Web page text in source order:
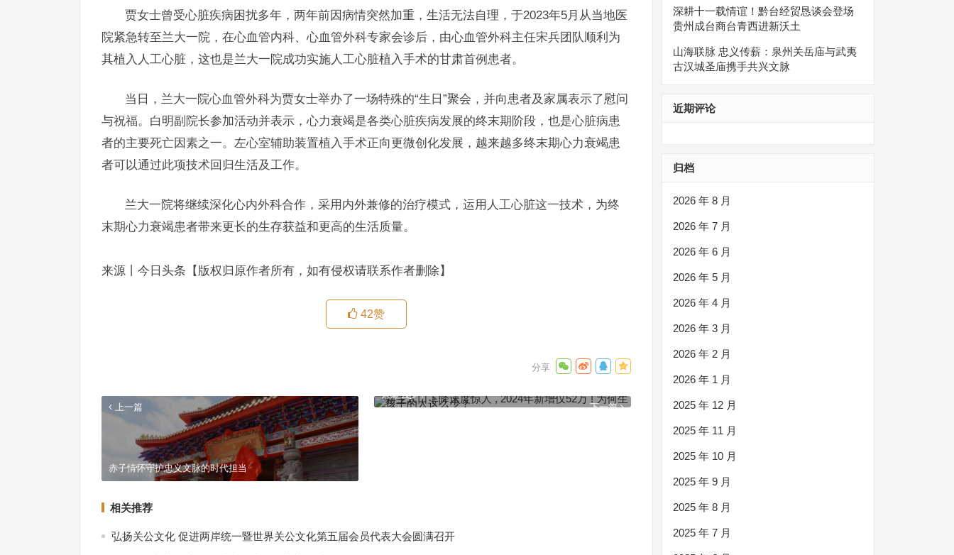
贾女士曾受心脏疾病困扰多年，两年前因病情突然加重，生活无法自理，于2023年5月从当地医
院紧急转至兰大一院，在心血管内科、心血管外科专家会诊后，由心血管外科主任宋兵团队顺利为
其植入人工心脏，这也是兰大一院成功实施人工心脏植入手术的甘肃首例患者。
当日，兰大一院心血管外科为贾女士举办了一场特殊的“生日”聚会，并向患者及家属表示了慰问
与祝福。白明副院长参加活动并表示，心力衰竭是各类心脏疾病发展的终末期阶段，也是心脏病患
者的主要死亡因素之一。左心室辅助装置植入手术正向更微创化发展，越来越多终末期心力衰竭患
者可以通过此项技术回归生活及工作。
兰大一院将继续深化心内外科合作，采用内外兼修的治疗模式，运用人工心脏这一技术，为终
末期心力衰竭患者带来更长的生存获益和更高的生活质量。
来源丨今日头条【版权归原作者所有，如有侵权请联系作者删除】
42赞
上一篇
赤子情怀守护忠义文脉的时代担当
下一篇
人这么少？
相关推荐
弘扬关公文化 促进两岸统一暨世界关公文化第五届会员代表大会圆满召开
深耕十一载情谊！黔台经贸恳谈会登场
贵州成台商台青西进新沃土
山海联脉 忠义传薪：泉州关岳庙与武夷
古汉城圣庙携手共兴文脉
近期评论
归档
2026 年 8 月
2026 年 7 月
2026 年 6 月
2026 年 5 月
2026 年 4 月
2026 年 3 月
2026 年 2 月
2026 年 1 月
2025 年 12 月
2025 年 11 月
2025 年 10 月
2025 年 9 月
2025 年 8 月
2025 年 7 月